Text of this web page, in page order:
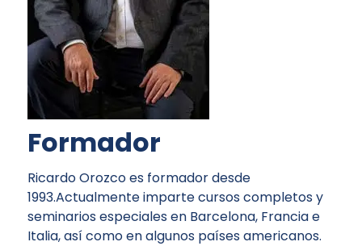
Formador
Ricardo Orozco es formador desde
1993.Actualmente imparte cursos completos y
seminarios especiales en Barcelona, Francia e
Italia, así como en algunos países americanos.